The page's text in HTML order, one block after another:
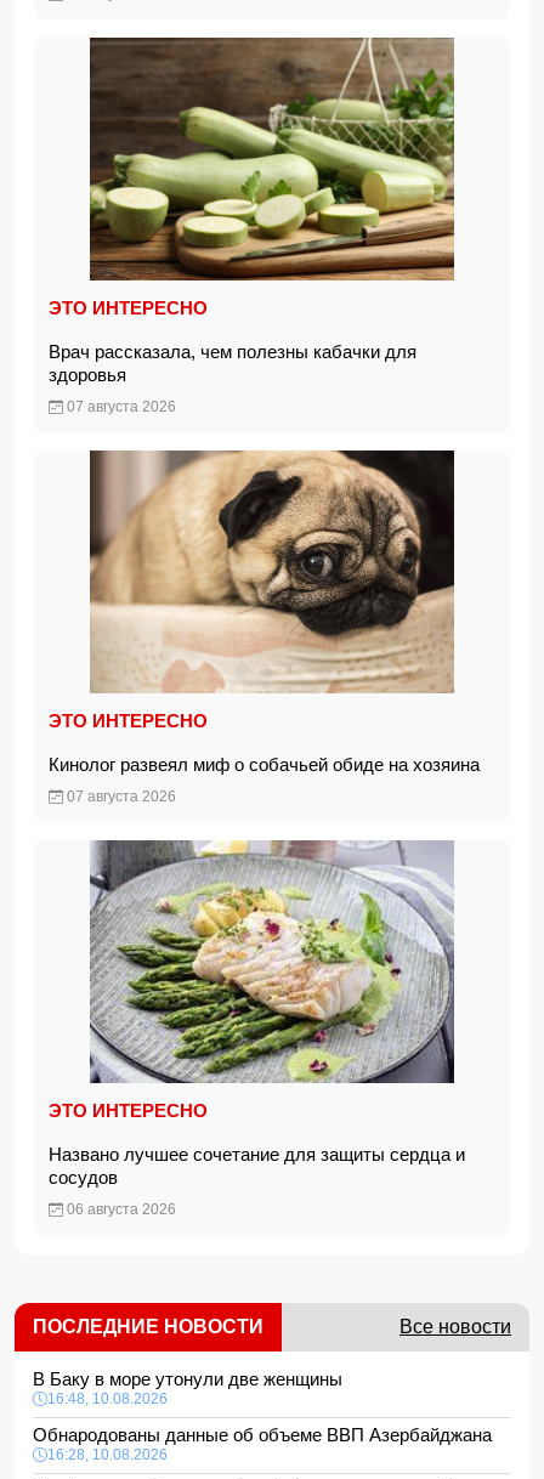
ЭТО ИНТЕРЕСНО
Врач рассказала, чем полезны кабачки для
здоровья
07 августа 2026
ЭТО ИНТЕРЕСНО
Кинолог развеял миф о собачьей обиде на хозяина
07 августа 2026
ЭТО ИНТЕРЕСНО
Названо лучшее сочетание для защиты сердца и
сосудов
06 августа 2026
ПОСЛЕДНИЕ НОВОСТИ Все новости
В Баку в море утонули две женщины
16:48, 10.08.2026
Обнародованы данные об объеме ВВП Азербайджана
16:28, 10.08.2026